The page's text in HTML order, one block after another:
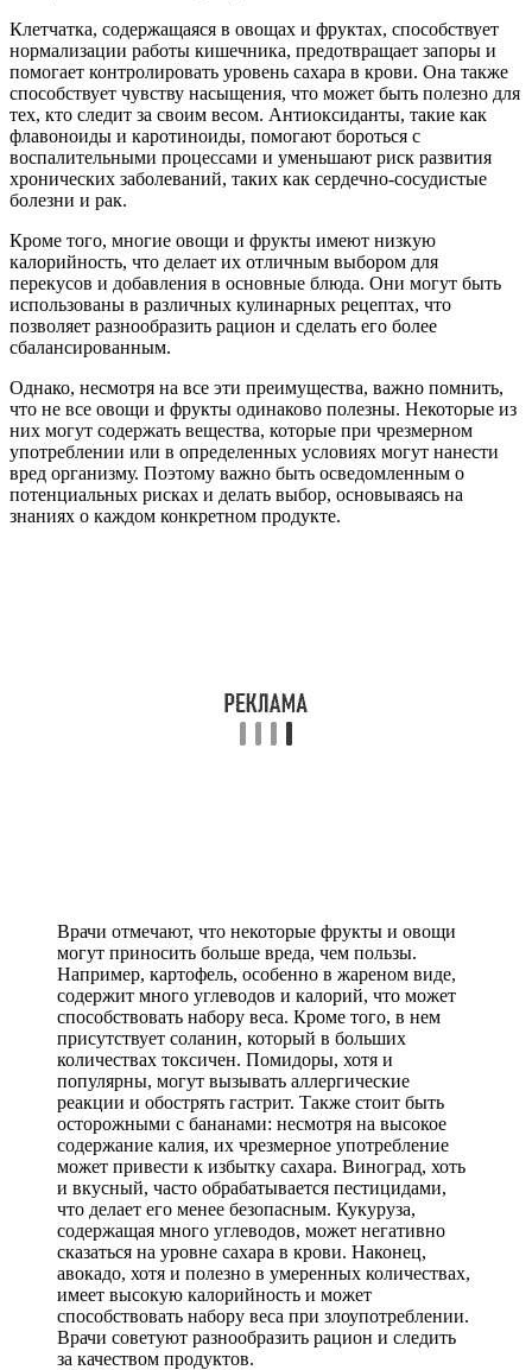
Клетчатка, содержащаяся в овощах и фруктах, способствует
нормализации работы кишечника, предотвращает запоры и
помогает контролировать уровень сахара в крови. Она также
способствует чувству насыщения, что может быть полезно для
тех, кто следит за своим весом. Антиоксиданты, такие как
флавоноиды и каротиноиды, помогают бороться с
воспалительными процессами и уменьшают риск развития
хронических заболеваний, таких как сердечно-сосудистые
болезни и рак.
Кроме того, многие овощи и фрукты имеют низкую
калорийность, что делает их отличным выбором для
перекусов и добавления в основные блюда. Они могут быть
использованы в различных кулинарных рецептах, что
позволяет разнообразить рацион и сделать его более
сбалансированным.
Однако, несмотря на все эти преимущества, важно помнить,
что не все овощи и фрукты одинаково полезны. Некоторые из
них могут содержать вещества, которые при чрезмерном
употреблении или в определенных условиях могут нанести
вред организму. Поэтому важно быть осведомленным о
потенциальных рисках и делать выбор, основываясь на
знаниях о каждом конкретном продукте.
Врачи отмечают, что некоторые фрукты и овощи
могут приносить больше вреда, чем пользы.
Например, картофель, особенно в жареном виде,
содержит много углеводов и калорий, что может
способствовать набору веса. Кроме того, в нем
присутствует соланин, который в больших
количествах токсичен. Помидоры, хотя и
популярны, могут вызывать аллергические
реакции и обострять гастрит. Также стоит быть
осторожными с бананами: несмотря на высокое
содержание калия, их чрезмерное употребление
может привести к избытку сахара. Виноград, хоть
и вкусный, часто обрабатывается пестицидами,
что делает его менее безопасным. Кукуруза,
содержащая много углеводов, может негативно
сказаться на уровне сахара в крови. Наконец,
авокадо, хотя и полезно в умеренных количествах,
имеет высокую калорийность и может
способствовать набору веса при злоупотреблении.
Врачи советуют разнообразить рацион и следить
за качеством продуктов.